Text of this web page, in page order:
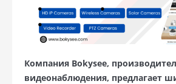
Компания Bokysee,
видеонаблюдения, предлагает